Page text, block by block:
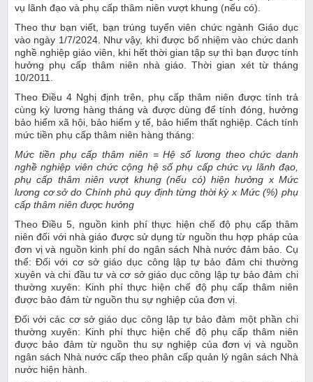
vụ lãnh đạo và phụ cấp thâm niên vượt khung (nếu có).
Theo thư bạn viết, bạn trúng tuyển viên chức ngành Giáo dục
vào ngày 1/7/2024. Như vậy, khi được bổ nhiệm vào chức danh
nghề nghiệp giáo viên, khi hết thời gian tập sự thì bạn được tính
hưởng phụ cấp thâm niên nhà giáo. Thời gian xét từ tháng
10/2011.
Theo Điều 4 Nghị định trên, phụ cấp thâm niên được tính trả
cùng kỳ lương hàng tháng và được dùng để tính đóng, hưởng
bảo hiểm xã hội, bảo hiểm y tế, bảo hiểm thất nghiệp. Cách tính
mức tiền phụ cấp thâm niên hàng tháng:
Mức tiền phụ cấp thâm niên = Hệ số lương theo chức danh
nghề nghiệp viên chức cộng hệ số phụ cấp chức vụ lãnh đạo,
phụ cấp thâm niên vượt khung (nếu có) hiện hưởng x Mức
lương cơ sở do Chính phủ quy định từng thời kỳ x Mức (%) phụ
cấp thâm niên được hưởng
Theo Điều 5, nguồn kinh phí thực hiện chế độ phụ cấp thâm
niên đối với nhà giáo được sử dụng từ nguồn thu hợp pháp của
đơn vị và nguồn kinh phí do ngân sách Nhà nước đảm bảo. Cụ
thể: Đối với cơ sở giáo dục công lập tự bảo đảm chi thường
xuyên và chi đầu tư và cơ sở giáo dục công lập tự bảo đảm chi
thường xuyên: Kinh phí thực hiện chế độ phụ cấp thâm niên
được bảo đảm từ nguồn thu sự nghiệp của đơn vị.
Đối với các cơ sở giáo dục công lập tự bảo đảm một phần chi
thường xuyên: Kinh phí thực hiện chế độ phụ cấp thâm niên
được bảo đảm từ nguồn thu sự nghiệp của đơn vị và nguồn
ngân sách Nhà nước cấp theo phân cấp quản lý ngân sách Nhà
nước hiện hành.